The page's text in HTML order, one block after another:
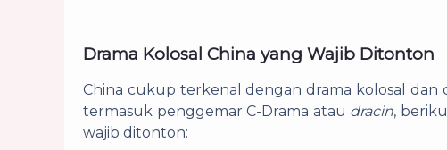
Drama Kolosal China yang Wajib Ditonton
China cukup terkenal dengan drama kolosal dan
termasuk penggemar C-Drama atau dracin,
wajib ditonton: